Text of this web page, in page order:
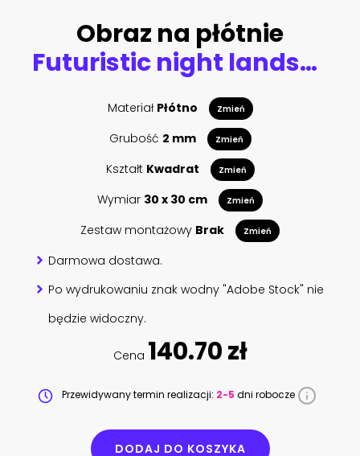
Obraz na płótnie
Futuristic night landscape with abstract landscape and island, moonlight, shine. Dark natural scene with reflection of light in the water, neon blue light. Dark neon background.
Materiał Płótno Zmień
Grubość 2 mm Zmień
Kształt Kwadrat Zmień
Wymiar 30 x 30 cm Zmień
Zestaw montażowy Brak Zmień
Darmowa dostawa.
Po wydrukowaniu znak wodny "Adobe Stock" nie
będzie widoczny.
Cena 140.70 zł
Przewidywany termin realizacji: 2-5 dni robocze
DODAJ DO KOSZYKA